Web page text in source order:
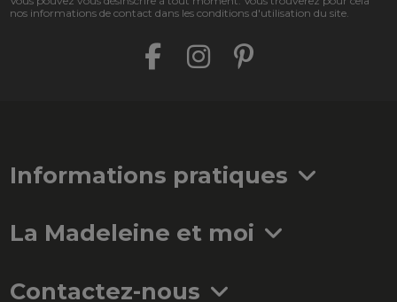
nos informations de contact dans les conditions d'utilisation du site.
Informations pratiques
La Madeleine et moi
Contactez-nous